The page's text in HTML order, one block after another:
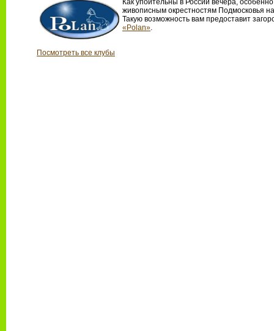
Как упоительны в России вечера,
живописным окрестностям Подмосковья
Такую возможность вам предоставит
«Polan».
Посмотреть все клубы